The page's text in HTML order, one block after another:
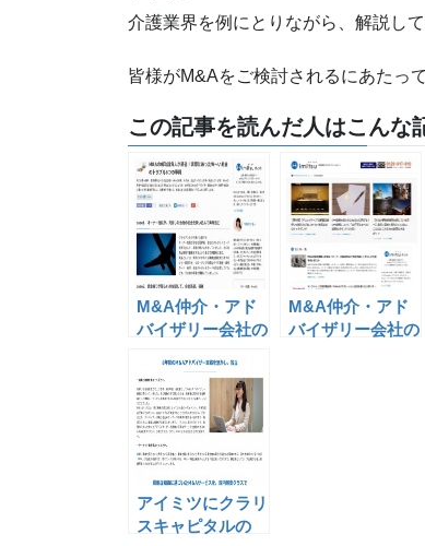
介護業界を例にとりながら、解説して
皆様がM&Aをご検討されるにあたっ
この記事を読んだ人はこんな
M&A仲介・アド
バイザリー会社の
ル、「imitsu(ア
イミツ) まとめ」
にコラム掲載
（２）
M&A仲介・アド
バイザリー会社の
アイミツにクラリ
スキャピタルの